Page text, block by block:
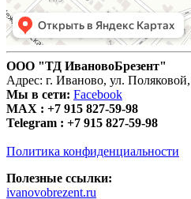
ООО "ТД ИвановоБрезент"
Адрес: г. Иваново, ул.
Мы в сети: Facebook
MAX : +7 915 827-59-98
Telegram : +7 915 827-59-98
Политика конфиденциальности
Полезные ссылки:
ivanovobrezent.ru